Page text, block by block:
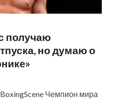
получаю
но думаю о
Чемпион мира